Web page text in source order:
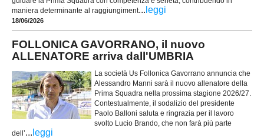
maniera determinante al raggiungiment... leggi
18/06/2026
FOLLONICA GAVORRANO, il nuovo
ALLENATORE arriva dall'UMBRIA
La società Us Follonica Gavorrano annuncia che
Alessandro Manni sarà il nuovo allenatore della
Prima Squadra nella prossima stagione 2026/27.
Contestualmente, il sodalizio del presidente
Paolo Balloni saluta e ringrazia per il lavoro
svolto Lucio Brando, che non farà più parte
dell’... leggi